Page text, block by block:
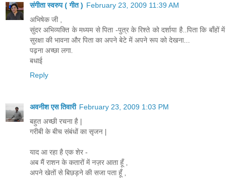
संगीता स्वरुप ( गीत ) February 23, 2009 11:39 AM
अभिषेक जी ,
सुंदर अभिव्यक्ति के मध्यम से पिता -पुत्र के रिश्ते को दर्शाया है..पिता कि बाँहों में
सुरक्षा की भावना और पिता का अपने बेटे में अपने रूप को देखना...
पढ़ना अच्छा लगा.
बधाई
Reply
अवनीश एस तिवारी February 23, 2009 1:03 PM
बहुत अच्छी रचना है |
गरीबी के बीच संबंधों का सृजन |
याद आ रहा है एक शेर -
अब मैं राशन के कतारों में नज़र आता हूँ ,
अपने खेतों से बिछड़ने की सजा पता हूँ ,